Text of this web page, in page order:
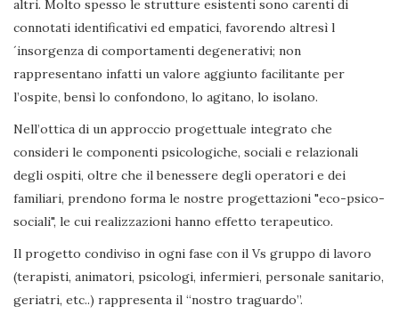
altri. Molto spesso le strutture esistenti sono carenti di
connotati identificativi ed empatici, favorendo altresì l
´insorgenza di comportamenti degenerativi; non
rappresentano infatti un valore aggiunto facilitante per
l’ospite, bensì lo confondono, lo agitano, lo isolano.
Nell’ottica di un approccio progettuale integrato che
consideri le componenti psicologiche, sociali e relazionali
degli ospiti, oltre che il benessere degli operatori e dei
familiari, prendono forma le nostre progettazioni "eco-psico-
sociali", le cui realizzazioni hanno effetto terapeutico.
Il progetto condiviso in ogni fase con il Vs gruppo di lavoro
(terapisti, animatori, psicologi, infermieri, personale sanitario,
geriatri, etc..) rappresenta il “nostro traguardo”.